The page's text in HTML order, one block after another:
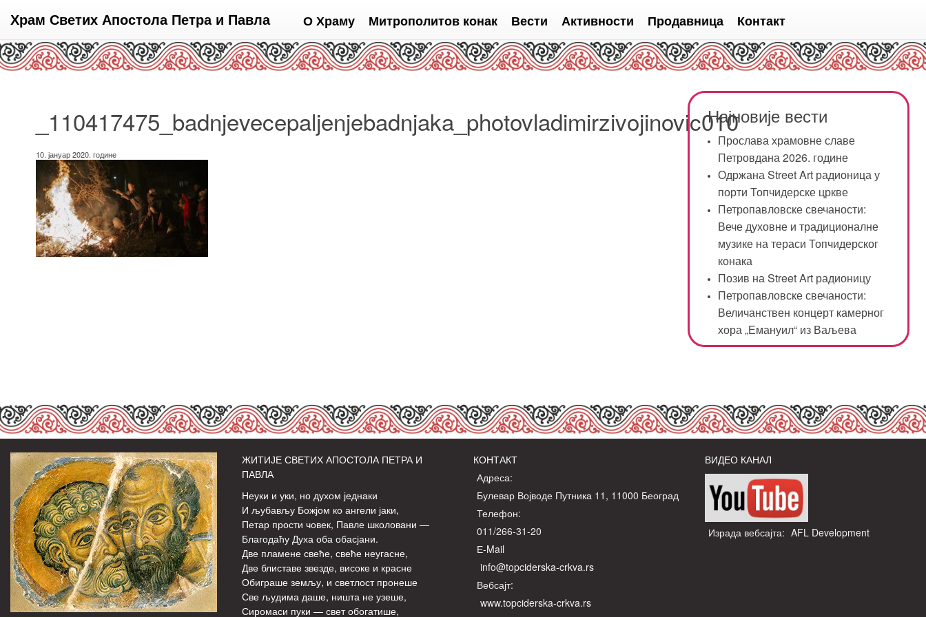
Храм Светих Апостола Петра и Павла О Храму Митрополитов конак Вести Активности Продавница Контакт
_110417475_badnjevecepaljenjebadnjaka_photovladimirzivojinovic010
10. јануар 2020. године
Најновије вести
Прослава храмовне славе
Петровдана 2026. године
Одржана Street Art радионица у
порти Топчидерске цркве
Петропавловске свечаности:
Вече духовне и традиционалне
музике на тераси Топчидерског
конака
Позив на Street Art радионицу
Петропавловске свечаности:
Величанствен концерт камерног
хора „Емануил“ из Ваљева
ЖИТИЈЕ СВЕТИХ АПОСТОЛА ПЕТРА И
ПАВЛА
Неуки и уки, но духом једнаки
И љубављу Божјом ко ангели јаки,
Петар прости човек, Павле школовани —
Благодаћу Духа оба обасјани.
Две пламене свеће, свеће неугасне,
Две блиставе звезде, високе и красне
Обиграше земљу, и светлост пронеше
Све људима даше, ништа не узеше,
Сиромаси пуки — свет обогатише,
КОНТАКТ
Адреса:
Булевар Војводе Путника 11, 11000 Београд
Телефон:
011/266-31-20
Е-Mail
info@topciderska-crkva.rs
Вебсајт:
www.topciderska-crkva.rs
ВИДЕО КАНАЛ
Израда вебсајта: AFL Development